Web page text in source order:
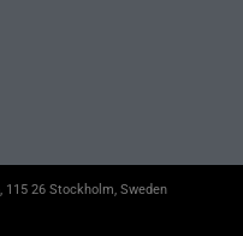
26 Stockholm, Sweden